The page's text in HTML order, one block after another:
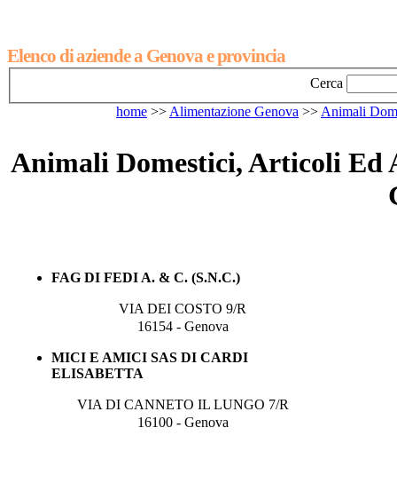
Elenco di aziende a Genova e provincia
Cerca
home >> Alimentazione Genova >> Animali
Animali Domestici, Articoli Ed
FAG DI FEDI A. & C. (S.N.C.)
VIA DEI COSTO 9/R
16154 - Genova
MICI E AMICI SAS DI CARDI
ELISABETTA
VIA DI CANNETO IL LUNGO 7/R
16100 - Genova